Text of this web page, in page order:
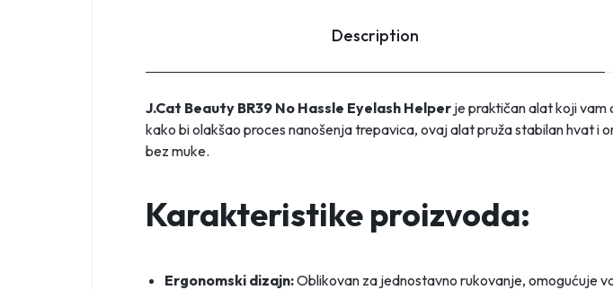
Description
J.Cat Beauty BR39 No Hassle Eyelash Helper je praktičan alat koji
kako bi olakšao proces nanošenja trepavica, ovaj alat pruža stabilan hvat
bez muke.
Karakteristike proizvoda:
Ergonomski dizajn:Oblikovan za jednostavno rukovanje, omogućuje